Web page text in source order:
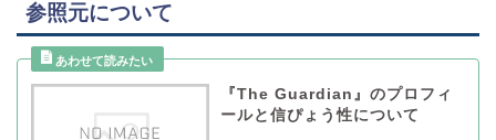
参照元について
『The Guardian』のプロフィ
ールと信ぴょう性について